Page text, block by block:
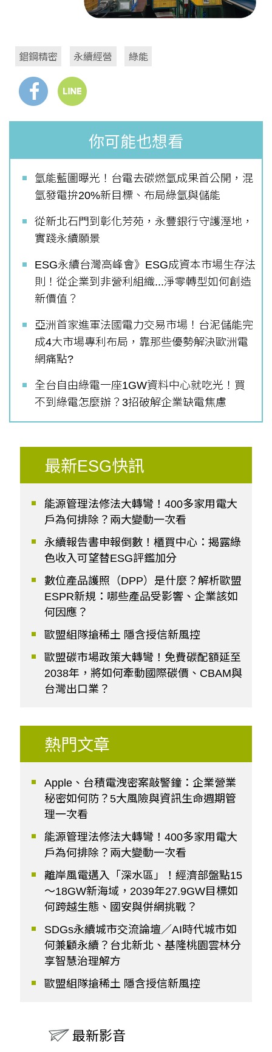
錩鋼精密 永續經營 綠能
你可能也想看
氫能藍圖曝光！台電去碳燃氫成果首公開，混
氫發電拚20%新目標、布局綠氫與儲能
從新北石門到彰化芳苑，永豐銀行守護溼地，
實踐永續願景
ESG永續台灣高峰會》ESG成資本市場生存法
則！從企業到非營利組織...淨零轉型如何創造
新價值？
亞洲首家進軍法國電力交易市場！台泥儲能完
成4大市場專利布局，靠那些優勢解決歐洲電
網痛點?
全台自由綠電一座1GW資料中心就吃光！買
不到綠電怎麼辦？3招破解企業缺電焦慮
最新ESG快訊
能源管理法修法大轉彎！400多家用電大
戶為何排除？兩大變動一次看
永續報告書申報倒數！櫃買中心：揭露綠
色收入可望替ESG評鑑加分
數位產品護照（DPP）是什麼？解析歐盟
ESPR新規：哪些產品受影響、企業該如
何因應？
歐盟組隊搶稀土 隱含授信新風控
歐盟碳市場政策大轉彎！免費碳配額延至
2038年，將如何牽動國際碳價、CBAM與
台灣出口業？
熱門文章
Apple、台積電洩密案敲警鐘：企業營業
秘密如何防？5大風險與資訊生命週期管
理一次看
能源管理法修法大轉彎！400多家用電大
戶為何排除？兩大變動一次看
離岸風電邁入「深水區」！經濟部盤點15
～18GW新海域，2039年27.9GW目標如
何跨越生態、國安與併網挑戰？
SDGs永續城市交流論壇／AI時代城市如
何兼顧永續？台北新北、基隆桃園雲林分
享智慧治理解方
歐盟組隊搶稀土 隱含授信新風控
最新影音